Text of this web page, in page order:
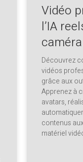
Vidéo
l’IA
Découvrez
vidéos
grâce aux
Apprenez à
avatars,
contenus
matériel